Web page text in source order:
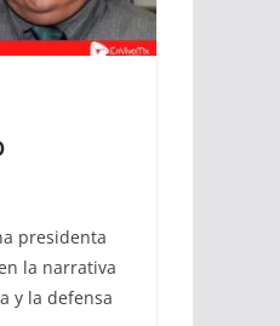
presidenta
la narrativa
y la defensa